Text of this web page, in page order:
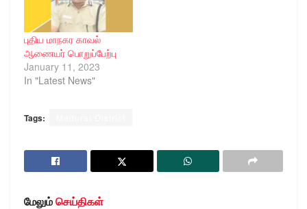
புதிய மாநகர காவல்
ஆணையர் பொறுப்பேற்பு
January 11, 2023
In "Latest News"
Tags:
மேலும்செய்திகள்